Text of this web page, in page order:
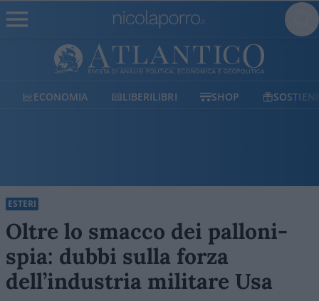
ECONOMIA LIBERILIBRI SHOP SOSTIENICI
ESTERI
Oltre lo smacco dei palloni-
spia: dubbi sulla forza
dell’industria militare Usa